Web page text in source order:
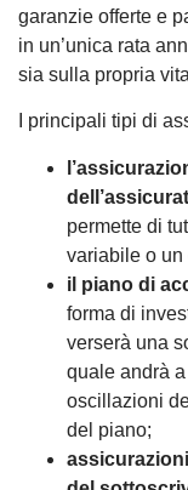
garanzie offerte e
in un’unica rata
sia sulla propria
I principali tipi di
permette di
variabile o un
il piano di
forma di
verserà una
quale andrà
oscillazioni
del piano;